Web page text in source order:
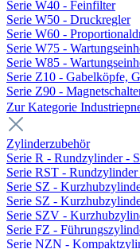
Serie W40 - Feinfilter
Serie W50 - Druckregler
Serie W60 -
Serie W75 -
Serie W85 -
Serie Z10 - Gabelköpfe,
Serie Z90 -
Zur Kategorie
Zylinderzubehör
Serie R - Rundzylinder -
Serie RST -
Serie SZ -
Serie SZ -
Serie SZV -
Serie FZ -
Serie NZN -